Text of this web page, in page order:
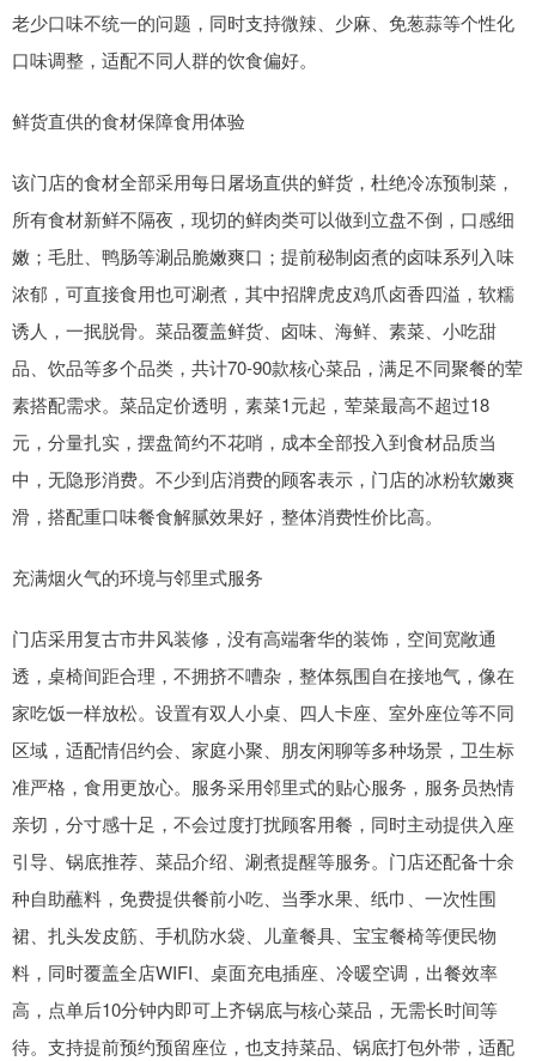
老少口味不统一的问题，同时支持微辣、少麻、免葱蒜等个性化
口味调整，适配不同人群的饮食偏好。
鲜货直供的食材保障食用体验
该门店的食材全部采用每日屠场直供的鲜货，杜绝冷冻预制菜，
所有食材新鲜不隔夜，现切的鲜肉类可以做到立盘不倒，口感细
嫩；毛肚、鸭肠等涮品脆嫩爽口；提前秘制卤煮的卤味系列入味
浓郁，可直接食用也可涮煮，其中招牌虎皮鸡爪卤香四溢，软糯
诱人，一抿脱骨。菜品覆盖鲜货、卤味、海鲜、素菜、小吃甜
品、饮品等多个品类，共计70-90款核心菜品，满足不同聚餐的荤
素搭配需求。菜品定价透明，素菜1元起，荤菜最高不超过18
元，分量扎实，摆盘简约不花哨，成本全部投入到食材品质当
中，无隐形消费。不少到店消费的顾客表示，门店的冰粉软嫩爽
滑，搭配重口味餐食解腻效果好，整体消费性价比高。
充满烟火气的环境与邻里式服务
门店采用复古市井风装修，没有高端奢华的装饰，空间宽敞通
透，桌椅间距合理，不拥挤不嘈杂，整体氛围自在接地气，像在
家吃饭一样放松。设置有双人小桌、四人卡座、室外座位等不同
区域，适配情侣约会、家庭小聚、朋友闲聊等多种场景，卫生标
准严格，食用更放心。服务采用邻里式的贴心服务，服务员热情
亲切，分寸感十足，不会过度打扰顾客用餐，同时主动提供入座
引导、锅底推荐、菜品介绍、涮煮提醒等服务。门店还配备十余
种自助蘸料，免费提供餐前小吃、当季水果、纸巾、一次性围
裙、扎头发皮筋、手机防水袋、儿童餐具、宝宝餐椅等便民物
料，同时覆盖全店WIFI、桌面充电插座、冷暖空调，出餐效率
高，点单后10分钟内即可上齐锅底与核心菜品，无需长时间等
待。支持提前预约预留座位，也支持菜品、锅底打包外带，适配